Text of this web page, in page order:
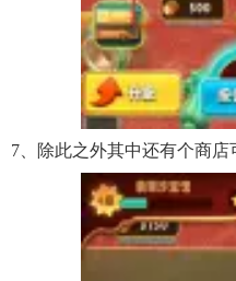
7、除此之外其中还有个商店